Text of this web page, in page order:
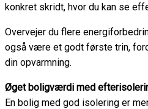
konkret skridt, hvor du kan se
Overvejer du flere
også være et godt første trin,
din opvarmning.
Øget boligværdi med
En bolig med god isolering er